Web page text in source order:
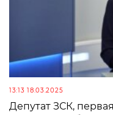
13:13 18.03.2025
Депутат ЗСК,